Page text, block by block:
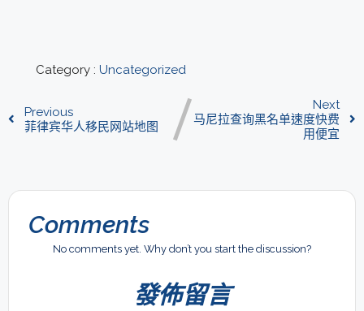
Category : Uncategorized
Previous
菲律宾华人移民网站地图
Next
马尼拉查询黑名单速度快费
用便宜
Comments
No comments yet. Why don’t you start the discussion?
發佈留言